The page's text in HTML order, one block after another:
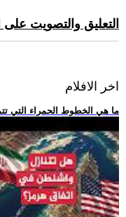
التعليق والتصويت
اخر الافلام
.. ما هي الخطوط الحمراء التي